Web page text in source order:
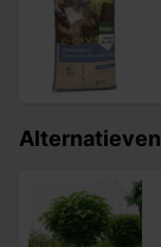
Alternatieven